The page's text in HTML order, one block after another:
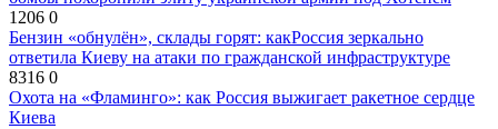
1206 0
Бензин «обнулён», склады горят: какРоссия зеркально
ответила Киеву на атаки по гражданской инфраструктуре
8316 0
Охота на «Фламинго»: как Россия выжигает ракетное сердце
Киева